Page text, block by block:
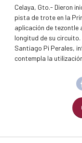
Celaya, Gto.- Dieron
pista de trote en la
aplicación de tezontle
longitud de su
Santiago Pi Perales,
contempla la